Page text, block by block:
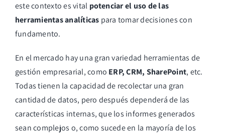
este contexto es vital potenciar el uso de las
herramientas analíticas para tomar decisiones con
fundamento.
En el mercado hay una gran variedad herramientas de
gestión empresarial, como ERP, CRM, SharePoint, etc.
Todas tienen la capacidad de recolectar una gran
cantidad de datos, pero después dependerá de las
características internas, que los informes generados
sean complejos o, como sucede en la mayoría de los